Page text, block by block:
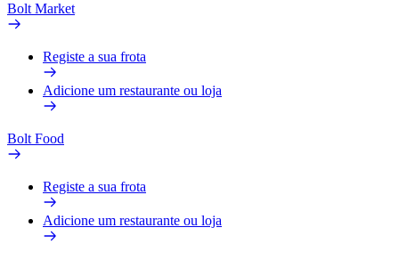
Bolt Market
Registe a sua frota
Adicione um restaurante ou loja
Bolt Food
Registe a sua frota
Adicione um restaurante ou loja